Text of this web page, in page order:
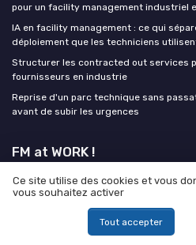
pour un facility management industriel
IA en facility management : ce qui
déploiement que les techniciens
Structurer les contracted out services
fournisseurs en industrie
Reprise d'un parc technique sans
avant de subir les urgences
FM at WORK !
Mentions légales Politique
Ce site utilise des cookies et vous
vous souhaitez activer
Tout accepter